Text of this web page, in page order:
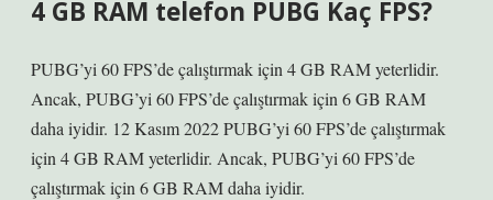
4 GB RAM telefon PUBG Kaç FPS?
PUBG’yi 60 FPS’de çalıştırmak için 4 GB RAM yeterlidir.
Ancak, PUBG’yi 60 FPS’de çalıştırmak için 6 GB RAM
daha iyidir. 12 Kasım 2022 PUBG’yi 60 FPS’de çalıştırmak
için 4 GB RAM yeterlidir. Ancak, PUBG’yi 60 FPS’de
çalıştırmak için 6 GB RAM daha iyidir.